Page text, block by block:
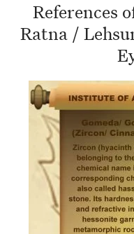
References
Ratna /